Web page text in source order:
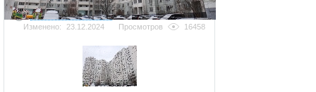
Добавить фотографию
Изменено:
23.12.2024 Просмотров 16458